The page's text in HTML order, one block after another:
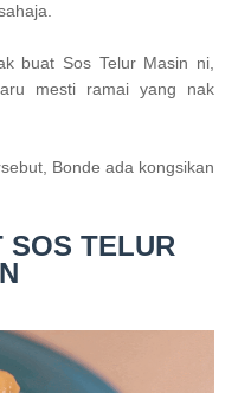
buat Sos Telur Masin ni,
mesti ramai yang nak
Bonde ada kongsikan
SOS TELUR